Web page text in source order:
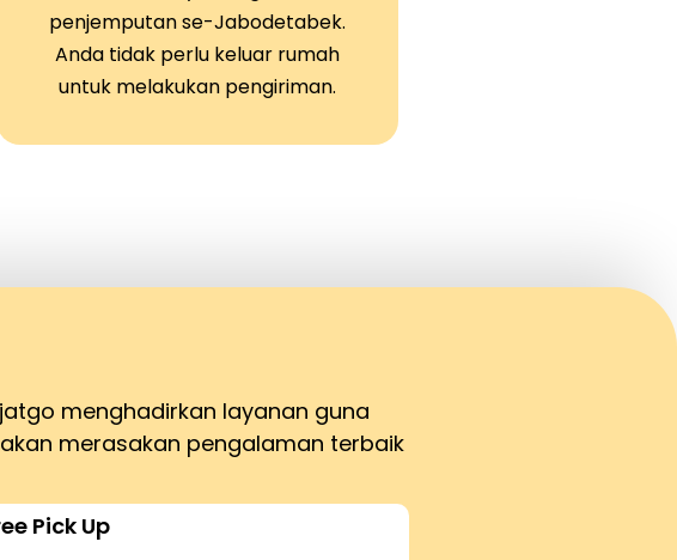
penjemputan se-Jabodetabek.
Anda tidak perlu keluar rumah
untuk melakukan pengiriman.
menghadirkan layanan guna
merasakan pengalaman terbaik
Pick Up